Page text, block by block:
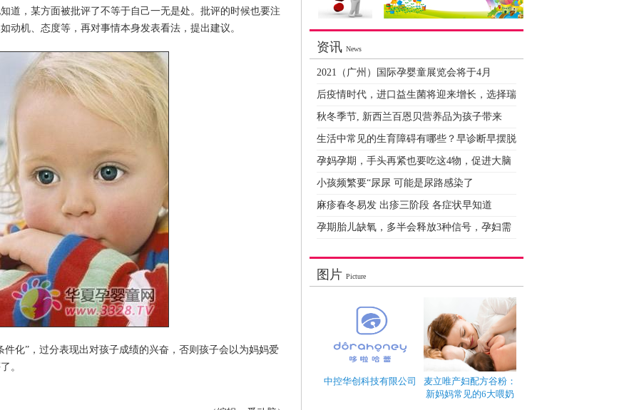
道，某方面被批评了不等于自己一无是处。批评的时候也要注
动机、态度等，再对事情本身发表看法，提出建议。
”，过分表现出对孩子成绩的兴奋，否则孩子会以为妈妈爱
。
资讯 News
2021（广州）国际孕婴童展览会将于4月
后疫情时代，进口益生菌将迎来增长，选择瑞
秋冬季节, 新西兰百恩贝营养品为孩子带来
生活中常见的生育障碍有哪些？早诊断早摆脱
孕妈孕期，手头再紧也要吃这4物，促进大脑
小孩频繁要“尿尿 可能是尿路感染了
麻疹春冬易发 出疹三阶段 各症状早知道
孕期胎儿缺氧，多半会释放3种信号，孕妇需
图片 Picture
中控华创科技有限公司
麦立唯产妇配方谷粉：
新妈妈常见的6大喂奶